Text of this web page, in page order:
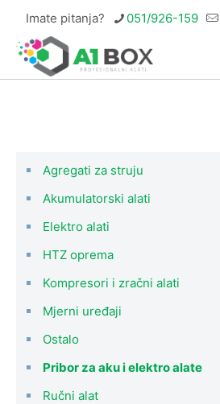
Imate pitanja? 051/926-159
Agregati za struju
Akumulatorski alati
Elektro alati
HTZ oprema
Kompresori i zračni alati
Mjerni uređaji
Ostalo
Pribor za aku i elektro alate
Ručni alat